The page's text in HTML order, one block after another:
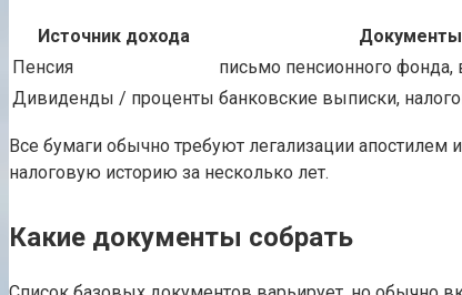
Источник дохода
Документы
Пенсия
письмо пенсионного фонда,
Дивиденды / проценты банковские выписки,
Все бумаги обычно требуют легализации апостилем
налоговую историю за несколько лет.
Какие документы собрать